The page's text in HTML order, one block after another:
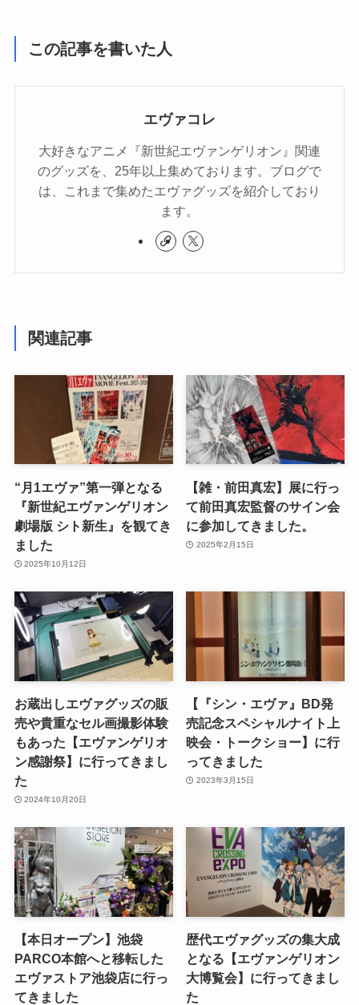
この記事を書いた人
エヴァコレ
大好きなアニメ『新世紀エヴァンゲリオン』関連
のグッズを、25年以上集めております。ブログで
は、これまで集めたエヴァグッズを紹介しており
ます。
関連記事
“月1エヴァ”第一弾となる
『新世紀エヴァンゲリオン
劇場版 シト新生』を観てき
ました
2025年10月12日
【雑・前田真宏】展に行っ
て前田真宏監督のサイン会
に参加してきました。
2025年2月15日
お蔵出しエヴァグッズの販
売や貴重なセル画撮影体験
もあった【エヴァンゲリオ
ン感謝祭】に行ってきまし
た
2024年10月20日
【『シン・エヴァ』BD発
売記念スペシャルナイト上
映会・トークショー】に行
ってきました
2023年3月15日
【本日オープン】池袋
PARCO本館へと移転した
エヴァストア池袋店に行っ
てきました
歴代エヴァグッズの集大成
となる【エヴァンゲリオン
大博覧会】に行ってきまし
た